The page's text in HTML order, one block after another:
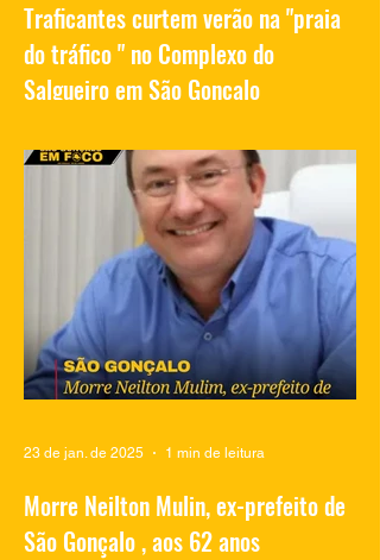
Traficantes curtem verão na "praia
do tráfico " no Complexo do
Salgueiro em São Gonçalo
mostram traficantes do Complexo do
Salgueiro, em São Gonçalo, aproveitando
momentos de lazer na...
Morre Neilton Mulin, ex-prefeito de
São Gonçalo , aos 62 anos
23 de jan. de 2025 1 min de leitura